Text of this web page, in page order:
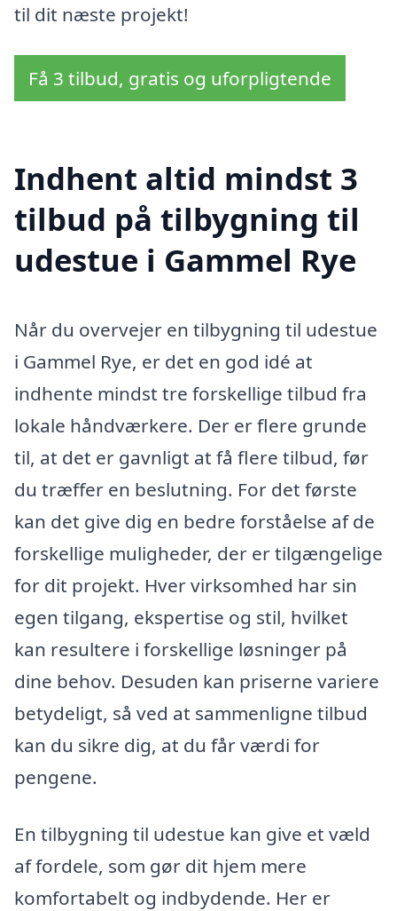
til dit næste projekt!
Få 3 tilbud, gratis og uforpligtende
Indhent altid mindst 3
tilbud på tilbygning til
udestue i Gammel Rye
Når du overvejer en tilbygning til udestue
i Gammel Rye, er det en god idé at
indhente mindst tre forskellige tilbud fra
lokale håndværkere. Der er flere grunde
til, at det er gavnligt at få flere tilbud, før
du træffer en beslutning. For det første
kan det give dig en bedre forståelse af de
forskellige muligheder, der er tilgængelige
for dit projekt. Hver virksomhed har sin
egen tilgang, ekspertise og stil, hvilket
kan resultere i forskellige løsninger på
dine behov. Desuden kan priserne variere
betydeligt, så ved at sammenligne tilbud
kan du sikre dig, at du får værdi for
pengene.
En tilbygning til udestue kan give et væld
af fordele, som gør dit hjem mere
komfortabelt og indbydende. Her er